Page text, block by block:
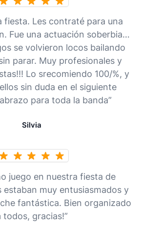
fiesta. Les contraté para una
Fue una actuación soberbia…
se volvieron locos bailando
parar. Muy profesionales y
Lo srecomiendo 100/%, y
sin duda en el siguiente
para toda la banda”
Silvia
juego en nuestra fiesta de
estaban muy entusiasmados y
fantástica. Bien organizado
todos, gracias!”